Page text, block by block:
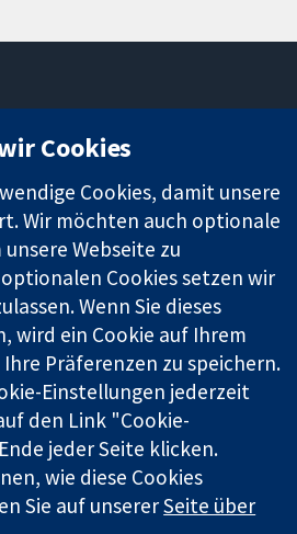
13 Cavendish
Neuigkeiten
Pressestelle
Über uns
Cochrane
Library
ist eine gemeinützige Organisation
und in Wales als eine Gesellschaft
03044323) registriert.
GB 718 2127 49.
Collaboration
Cookies
Cookies, damit unsere
Wir möchten auch optionale
Webseite zu
Cookies setzen wir
Wenn Sie dieses
wird ein Cookie auf Ihrem
Präferenzen zu speichern.
Einstellungen jederzeit
den Link "Cookie-
jeder Seite klicken.
wie diese Cookies
Sie auf unsererSeite über